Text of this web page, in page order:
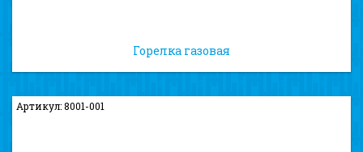
Горелка газовая
Артикул: 8001-001